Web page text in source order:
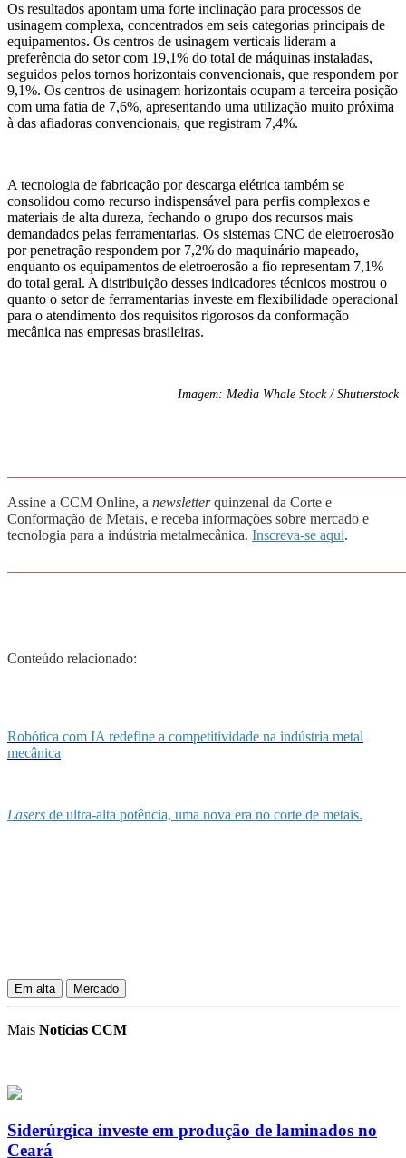
Os resultados apontam uma forte inclinação para processos de
usinagem complexa, concentrados em seis categorias principais de
equipamentos. Os centros de usinagem verticais lideram a
preferência do setor com 19,1% do total de máquinas instaladas,
seguidos pelos tornos horizontais convencionais, que respondem por
9,1%. Os centros de usinagem horizontais ocupam a terceira posição
com uma fatia de 7,6%, apresentando uma utilização muito próxima
à das afiadoras convencionais, que registram 7,4%.
A tecnologia de fabricação por descarga elétrica também se
consolidou como recurso indispensável para perfis complexos e
materiais de alta dureza, fechando o grupo dos recursos mais
demandados pelas ferramentarias. Os sistemas CNC de eletroerosão
por penetração respondem por 7,2% do maquinário mapeado,
enquanto os equipamentos de eletroerosão a fio representam 7,1%
do total geral. A distribuição desses indicadores técnicos mostrou o
quanto o setor de ferramentarias investe em flexibilidade operacional
para o atendimento dos requisitos rigorosos da conformação
mecânica nas empresas brasileiras.
Imagem: Media Whale Stock / Shutterstock
Assine a CCM Online, a newsletterquinzenal da Corte e
Conformação de Metais, e receba informações sobre mercado e
tecnologia para a indústria metalmecânica. Inscreva-se aqui.
Conteúdo relacionado:
Robótica com IA redefine a competitividade na indústria metal
mecânica
Lasers de ultra-alta potência, uma nova era no corte de metais.
Em alta Mercado
Mais Notícias CCM
Siderúrgica investe em produção de laminados no
Ceará